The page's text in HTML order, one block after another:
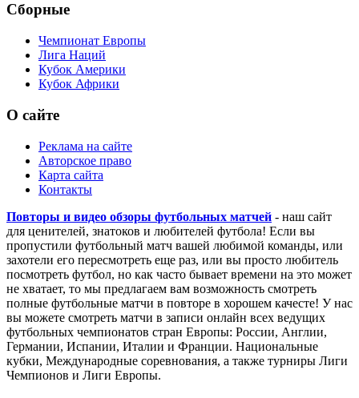
Сборные
Чемпионат Европы
Лига Наций
Кубок Америки
Кубок Африки
О сайте
Реклама на сайте
Авторское право
Карта сайта
Контакты
Повторы и видео обзоры футбольных матчей - наш сайт
для ценителей, знатоков и любителей футбола! Если вы
пропустили футбольный матч вашей любимой команды, или
захотели его пересмотреть еще раз, или вы просто любитель
посмотреть футбол, но как часто бывает времени на это может
не хватает, то мы предлагаем вам возможность смотреть
полные футбольные матчи в повторе в хорошем качесте! У нас
вы можете смотреть матчи в записи онлайн всех ведущих
футбольных чемпионатов стран Европы: России, Англии,
Германии, Испании, Италии и Франции. Национальные
кубки, Международные соревнования, а также турниры Лиги
Чемпионов и Лиги Европы.